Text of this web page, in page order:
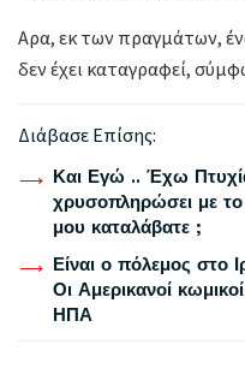
Aρα, εκ των πραγμάτων,
δεν έχει καταγραφεί,
Διάβασε Επίσης:
Και Εγώ .. Έχω
χρυσοπληρώσει με το
μου καταλάβατε ;
Είναι ο πόλεμος στο
Οι Αμερικανοί
ΗΠΑ